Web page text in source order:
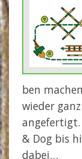
ben
wieder
angefertigt.
& Dog bis
dabei…